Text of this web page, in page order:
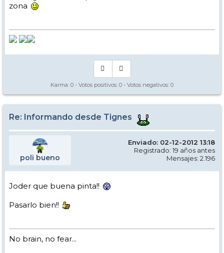
zona
Karma: 0 - Votos positivos: 0 - Votos negativos: 0
Re: Informando desde Tignes
poli bueno
Enviado: 02-12-2012 13:18
Registrado: 19 años antes
Mensajes: 2.196
Joder que buena pinta!!
Pasarlo bien!!
No brain, no fear...